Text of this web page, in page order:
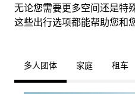
无论您需要更多空间还是特
这些出行选项都能帮助您和
多人团体 家庭 租车